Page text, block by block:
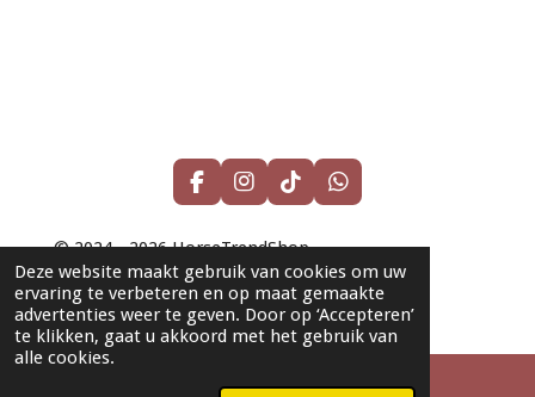
Deze website maakt gebruik van cookies om uw
ervaring te verbeteren en op maat gemaakte
advertenties weer te geven. Door op ‘Accepteren’
te klikken, gaat u akkoord met het gebruik van
alle cookies.
F
a
b
o
o
k
I
n
a
g
r
a
T
i
o
k
W
h
s
A
p
p
© 2024 - 2026 HorseTrendShop
Powered byJouwWeb